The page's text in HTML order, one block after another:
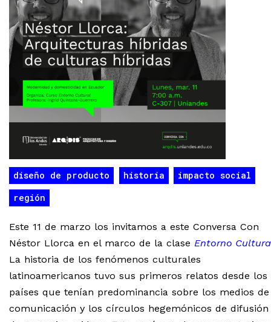
diseño de producto historia
impacto social
región
Este 11 de marzo los invitamos a este Conversa Con
Néstor Llorca en el marco de la clase Entorno
La historia de los fenómenos culturales
latinoamericanos tuvo sus primeros relatos desde los
países que tenían predominancia sobre los medios de
comunicación y los círculos hegemónicos de difusión